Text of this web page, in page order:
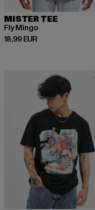
MISTER TEE
Fly Mingo
18,99 EUR
Derzeitiger Preis: 18,99 EUR